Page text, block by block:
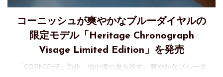
コーニッシュが爽やかなブルーダイヤルの
限定モデル「Heritage Chronograph
Visage Limited Edition」を発売
「CORNICHE」新作、地中海の夏を映す、爽やかなブルーダ